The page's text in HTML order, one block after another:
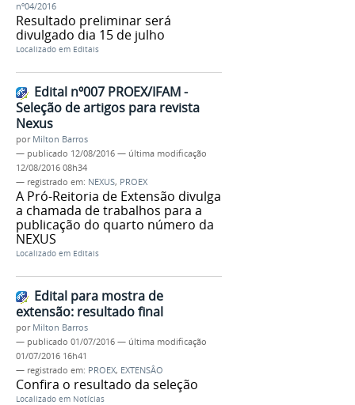
nº04/2016
Resultado preliminar será
divulgado dia 15 de julho
Localizado em Editais
Edital nº007 PROEX/IFAM -
Seleção de artigos para revista
Nexus
por Milton Barros
— publicado 12/08/2016 — última modificação
12/08/2016 08h34
— registrado em: NEXUS, PROEX
A Pró-Reitoria de Extensão divulga
a chamada de trabalhos para a
publicação do quarto número da
NEXUS
Localizado em Editais
Edital para mostra de
extensão: resultado final
por Milton Barros
— publicado 01/07/2016 — última modificação
01/07/2016 16h41
— registrado em: PROEX, EXTENSÂO
Confira o resultado da seleção
Localizado em Notícias